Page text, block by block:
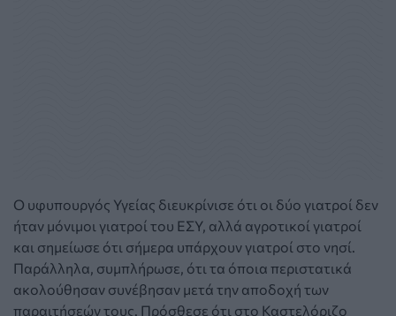
Ο υφυπουργός Υγείας διευκρίνισε ότι οι δύο γιατροί δεν
ήταν μόνιμοι γιατροί του ΕΣΥ, αλλά αγροτικοί γιατροί
και σημείωσε ότι σήμερα υπάρχουν γιατροί στο νησί.
Παράλληλα, συμπλήρωσε, ότι τα όποια περιστατικά
ακολούθησαν συνέβησαν μετά την αποδοχή των
παραιτήσεών τους. Πρόσθεσε ότι στο Καστελόριζο